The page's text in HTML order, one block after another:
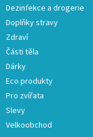
Dezinfekce a drogerie
Doplňky stravy
Zdraví
Části těla
Dárky
Eco produkty
Pro zvířata
Slevy
Velkoobchod